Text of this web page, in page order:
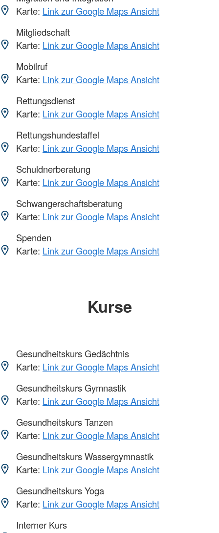
Karte: Link zur Google Maps Ansicht
Mitgliedschaft
Karte: Link zur Google Maps Ansicht
Mobilruf
Karte: Link zur Google Maps Ansicht
Rettungsdienst
Karte: Link zur Google Maps Ansicht
Rettungshundestaffel
Karte: Link zur Google Maps Ansicht
Schuldnerberatung
Karte: Link zur Google Maps Ansicht
Schwangerschaftsberatung
Karte: Link zur Google Maps Ansicht
Spenden
Karte: Link zur Google Maps Ansicht
Kurse
Gesundheitskurs Gedächtnis
Karte: Link zur Google Maps Ansicht
Gesundheitskurs Gymnastik
Karte: Link zur Google Maps Ansicht
Gesundheitskurs Tanzen
Karte: Link zur Google Maps Ansicht
Gesundheitskurs Wassergymnastik
Karte: Link zur Google Maps Ansicht
Gesundheitskurs Yoga
Karte: Link zur Google Maps Ansicht
Interner Kurs